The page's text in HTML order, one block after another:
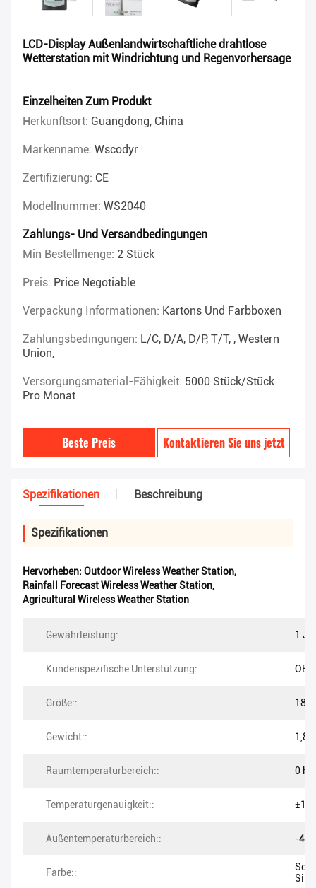
LCD-Display Außenlandwirtschaftliche drahtlose
Wetterstation mit Windrichtung und Regenvorhersage
Einzelheiten Zum Produkt
Herkunftsort: Guangdong, China
Markenname: Wscodyr
Zertifizierung: CE
Modellnummer: WS2040
Zahlungs- Und Versandbedingungen
Min Bestellmenge: 2 Stück
Preis: Price Negotiable
Verpackung Informationen: Kartons Und Farbboxen
Zahlungsbedingungen: L/C, D/A, D/P, T/T, , Western
Union,
Versorgungsmaterial-Fähigkeit: 5000 Stück/Stück
Pro Monat
Beste Preis Kontaktieren Sie uns jetzt
Spezifikationen Beschreibung
Spezifikationen
Hervorheben: Outdoor Wireless Weather Station,
Rainfall Forecast Wireless Weather Station,
Agricultural Wireless Weather Station
Gewährleistung: 1
Kundenspezifische Unterstützung:
Größe::
Gewicht:: 1,8
Raumtemperaturbereich:: 0
Temperaturgenauigkeit::
Außentemperaturbereich:: -40
Farbe::